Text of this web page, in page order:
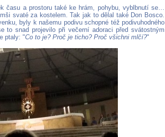
času a prostoru také ke hrám, pohybu, vyblbnutí se…
svaté za kostelem. Tak jak to dělal také Don Bosco.
byly k našemu podivu schopné též podivuhodného
snad projevilo při večerní adoraci před svátostným
ptaly: "Co to je? Proč je ticho? Proč všichni mlčí?"